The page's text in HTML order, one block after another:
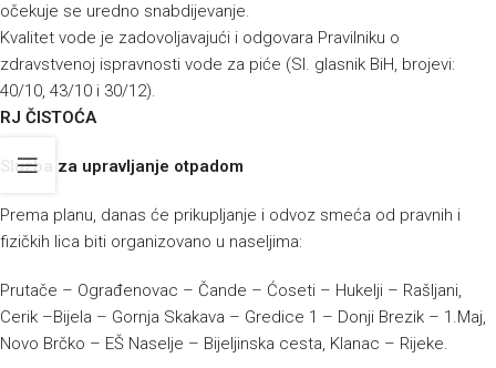
očekuje se uredno snabdijevanje.
Kvalitet vode je zadovoljavajući i odgovara Pravilniku o
zdravstvenoj ispravnosti vode za piće (Sl. glasnik BiH, brojevi:
40/10, 43/10 i 30/12).
RJ ČISTOĆA
Služba za upravljanje otpadom
Prema planu, danas će prikupljanje i odvoz smeća od pravnih i
fizičkih lica biti organizovano u naseljima:
Prutače – Ograđenovac – Čande – Ćoseti – Hukelji – Rašljani,
Cerik –Bijela – Gornja Skakava – Gredice 1 – Donji Brezik – 1.Maj,
Novo Brčko – EŠ Naselje – Bijeljinska cesta, Klanac – Rijeke.